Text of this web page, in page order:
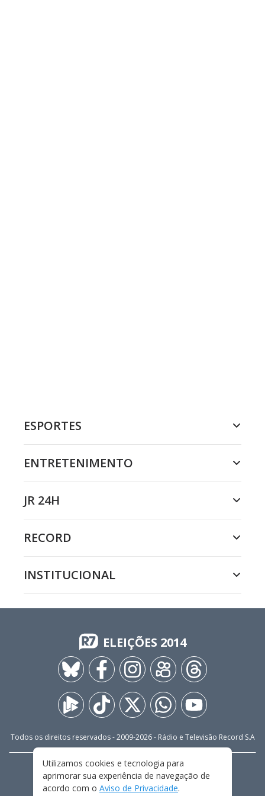
ESPORTES
ENTRETENIMENTO
JR 24H
RECORD
INSTITUCIONAL
ELEIÇÕES 2014
Todos os direitos reservados - 2009-2026- Rádio e Televisão Record S.A
FALE CONOSCO
PRIVACIDADE
TERMOS E CONDIÇÕES DE USO
Utilizamos cookies e tecnologia para
aprimorar sua experiência de navegação de
acordo com o Aviso de Privacidade.